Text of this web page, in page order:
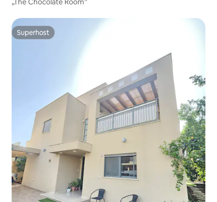
Superhost
Superhost